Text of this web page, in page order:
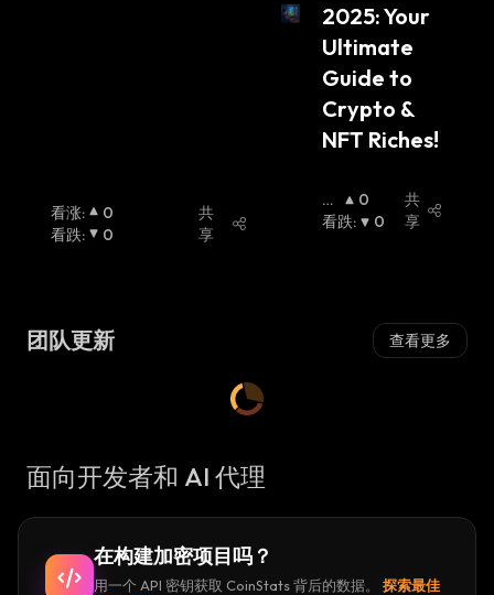
看涨:
0
看跌: 0
共
享
2025: Your
Ultimate
Guide to
Crypto &
NFT Riches!
看
涨:
0
看跌: 0
共
享
团队更新 查看更多
面向开发者和 AI 代理
在构建加密项目吗？
用一个 API 密钥获取 CoinStats 背后的数据。
探索最佳